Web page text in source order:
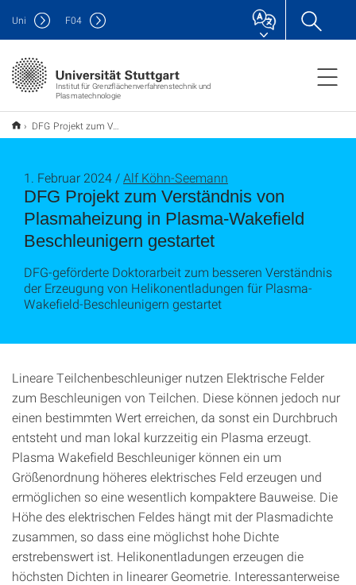
Institut für Grenzflächenverfahrenstechnik und
Plasmatechnologie
Uni F04
DFG Projekt zum Verständnis von Plasmaheizung in Plasma-Wakefield Beschleunigern gestartet
DFG Projekt zum Verständnis von
Plasmaheizung in Plasma-Wakefield
Beschleunigern gestartet
1. Februar 2024 /Alf Köhn-Seemann
DFG-geförderte Doktorarbeit zum besseren Verständnis
der Erzeugung von Helikonentladungen für Plasma-
Wakefield-Beschleunigern gestartet
Lineare Teilchenbeschleuniger nutzen Elektrische Felder
zum Beschleunigen von Teilchen. Diese können jedoch nur
einen bestimmten Wert erreichen, da sonst ein Durchbruch
entsteht und man lokal kurzzeitig ein Plasma erzeugt.
Plasma Wakefield Beschleuniger können ein um
Größenordnung höheres elektrisches Feld erzeugen und
ermöglichen so eine wesentlich kompaktere Bauweise. Die
Höhe des elektrischen Feldes hängt mit der Plasmadichte
zusammen, so dass eine möglichst hohe Dichte
erstrebenswert ist. Helikonentladungen erzeugen die
höchsten Dichten in linearer Geometrie. Interessanterweise